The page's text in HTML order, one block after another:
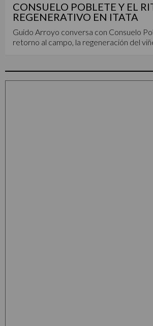
CONSUELO POBLETE Y EL
REGENERATIVO EN ITATA
Guido Arroyo conversa con Consuelo
retorno al campo, la regeneración del